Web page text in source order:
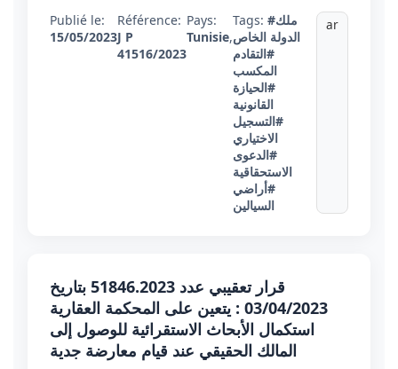
Publié le:
15/05/2023
Référence:
J P
41516/2023
Pays:
Tunisie,
Tags: #ملك
الدولة الخاص
#التقادم
المكسب
#الحيازة
القانونية
#التسجيل
الاختياري
#الدعوى
الاستحقاقية
#أراضي
السيالين
ar
قرار تعقيبي عدد 51846.2023 بتاريخ
03/04/2023 : يتعين على المحكمة العقارية
استكمال الأبحاث الاستقرائية للوصول إلى
المالك الحقيقي عند قيام معارضة جدية